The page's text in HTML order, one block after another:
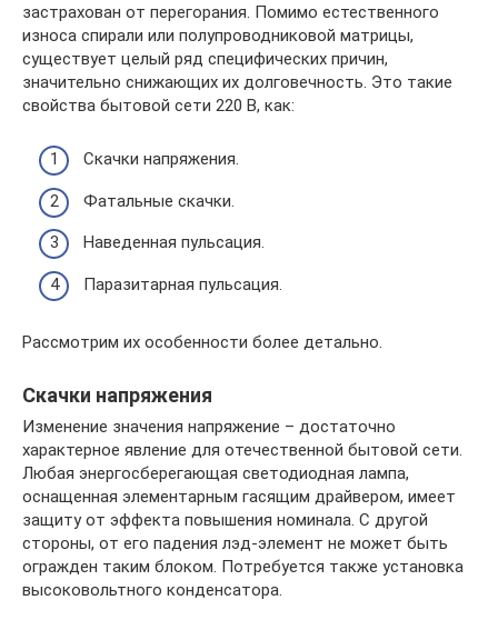
застрахован от перегорания. Помимо естественного
износа спирали или полупроводниковой матрицы,
существует целый ряд специфических причин,
значительно снижающих их долговечность. Это такие
свойства бытовой сети 220 В, как:
Скачки напряжения.
Фатальные скачки.
Наведенная пульсация.
Паразитарная пульсация.
Рассмотрим их особенности более детально.
Скачки напряжения
Изменение значения напряжение – достаточно
характерное явление для отечественной бытовой сети.
Любая энергосберегающая светодиодная лампа,
оснащенная элементарным гасящим драйвером, имеет
защиту от эффекта повышения номинала. С другой
стороны, от его падения лэд-элемент не может быть
огражден таким блоком. Потребуется также установка
высоковольтного конденсатора.